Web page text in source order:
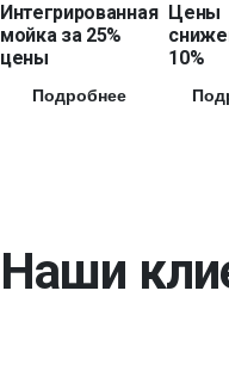
Интегрированная
мойка за 25%
цены
Подробнее
Цены
10%
Наши